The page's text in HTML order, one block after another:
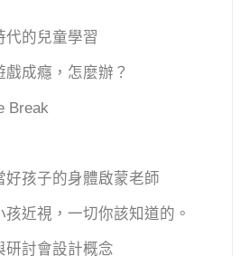
代的兒童學習
成癮，怎麼辦？
Break
好孩子的身體啟蒙老師
近視，一切你該知道的。
研討會設計概念